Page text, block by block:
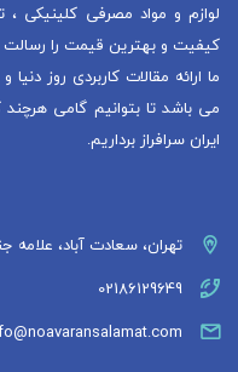
تهران، سعادت آباد،
02186129649
لوازم و مواد مصرفی کلینیکی
کیفیت و بهترین قیمت را رسالت
ما ارائه مقالات کاربردی روز
می باشد تا بتوانیم گامی
ایران سرافراز برداریم.